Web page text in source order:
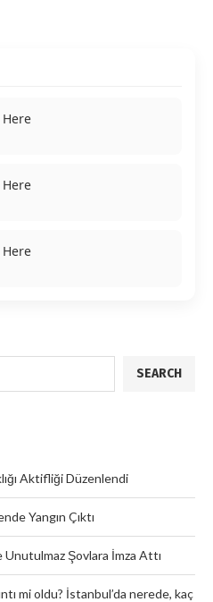
SEARCH
Aktifliği Düzenlendi
Yangın Çıktı
Şovlara İmza Attı
mi oldu? İstanbul’da nerede, kaç